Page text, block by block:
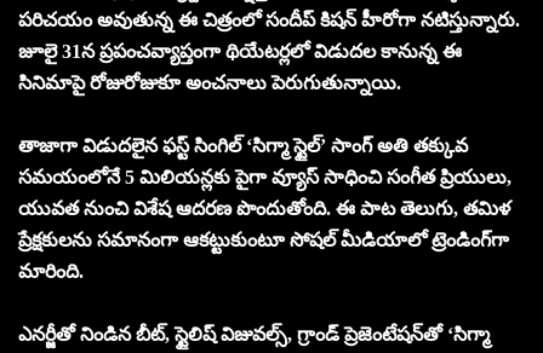
పరిచయం అవుతున్న ఈ చిత్రంలో సందీప్ కిషన్ హీరోగా నటిస్తున్నారు.
జూలై 31న ప్రపంచవ్యాప్తంగా థియేటర్లలో విడుదల కానున్న ఈ
సినిమాపై రోజురోజుకూ అంచనాలు పెరుగుతున్నాయి.
తాజాగా విడుదలైన ఫస్ట్ సింగిల్ ‘సిగ్మా స్టైల్’ సాంగ్ అతి తక్కువ
సమయంలోనే 5 మిలియన్లకు పైగా వ్యూస్ సాధించి సంగీత ప్రియులు,
యువత నుంచి విశేష ఆదరణ పొందుతోంది. ఈ పాట తెలుగు, తమిళ
ప్రేక్షకులను సమానంగా ఆకట్టుకుంటూ సోషల్ మీడియాలో ట్రెండింగ్‌గా
మారింది.
ఎనర్జీతో నిండిన బీట్, స్టైలిష్ విజువల్స్, గ్రాండ్ ప్రెజెంటేషన్‌తో ‘సిగ్మా